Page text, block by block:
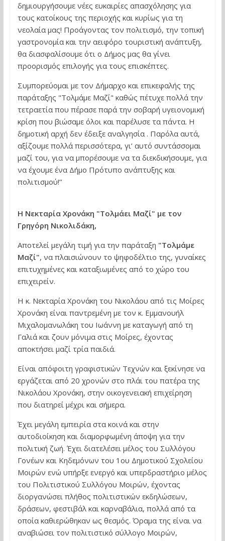
δημιουργήσουμε νέες ευκαιρίες απασχόλησης για
τους κατοίκους της περιοχής και κυρίως για τη
νεολαία μας! Προάγοντας τον πολιτισμό, την τοπική
γαστρονομία και την αειφόρο τουριστική ανάπτυξη,
θα διασφαλίσουμε ότι ο Δήμος μας θα γίνει
προορισμός επιλογής για τους επισκέπτες.
Συμπορεύομαι με τον Δήμαρχο και επικεφαλής της
παράταξης "Τολμάμε Μαζί" καθώς πέτυχε πολλά την
τετραετία που πέρασε παρά την σοβαρή υγειονομική
κρίση που βιώσαμε όλοι και παρέλυσε τα πάντα. Η
δημοτική αρχή δεν έδειξε αναλγησία . Παρόλα αυτά,
αξίζουμε πολλά περισσότερα, γι’ αυτό συντάσσομαι
μαζί του, για να μπορέσουμε να τα διεκδικήσουμε, για
να έχουμε ένα Δήμο Πρότυπο ανάπτυξης και
πολιτισμού!’’
Η Νεκταρία Χρονάκη "Τολμάει Μαζί" με τον
Γρηγόρη Νικολιδάκη,
Αποτελεί μεγάλη τιμή για την παράταξη "Τολμάμε
Μαζί", να πλαισιώνουν το ψηφοδέλτιο της, γυναίκες
επιτυχημένες και καταξιωμένες από το χώρο του
επιχειρείν.
Η κ. Νεκταρία Χρονάκη του Νικολάου από τις Μοίρες
Χρονάκη είναι παντρεμένη με τον κ. Εμμανουήλ
Μιχαλομανωλάκη του Ιωάννη με καταγωγή από τη
Γαλιά και ζουν μόνιμα στις Μοίρες, έχοντας
αποκτήσει μαζί τρία παιδιά.
Είναι απόφοιτη γραφιστικών Τεχνών και ξεκίνησε να
εργάζεται από 20 χρονών στο πλάι του πατέρα της
Νικολάου Χρονάκη, στην οικογενειακή επιχείρηση
που διατηρεί μέχρι και σήμερα.
Έχει μεγάλη εμπειρία στα κοινά και στην
αυτοδιοίκηση και διαμορφωμένη άποψη για την
πολιτική ζωή. Έχει διατελέσει μέλος του Συλλόγου
Γονέων και Κηδεμόνων του 1ου Δημοτικού Σχολείου
Μοιρών ενώ υπήρξε ενεργό και υπερδραστήριο μέλος
του Πολιτιστικού Συλλόγου Μοιρών, έχοντας
διοργανώσει πλήθος πολιτιστικών εκδηλώσεων,
δράσεων, φεστιβάλ και καρναβάλια, πολλά από τα
οποία καθιερώθηκαν ως θεσμός. Όραμα της είναι να
αναβιώσει τον πολιτιστικό σύλλογο Μοιρών,